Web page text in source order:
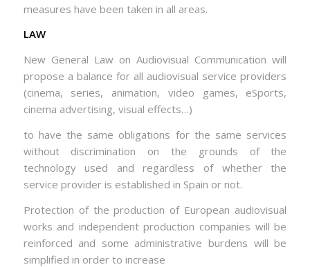
measures have been taken in all areas.
LAW
New General Law on Audiovisual Communication will
propose a balance for all audiovisual service providers
(cinema, series, animation, video games, eSports,
cinema advertising, visual effects…)
to have the same obligations for the same services
without discrimination on the grounds of the
technology used and regardless of whether the
service provider is established in Spain or not.
Protection of the production of European audiovisual
works and independent production companies will be
reinforced and some administrative burdens will be
simplified in order to increase